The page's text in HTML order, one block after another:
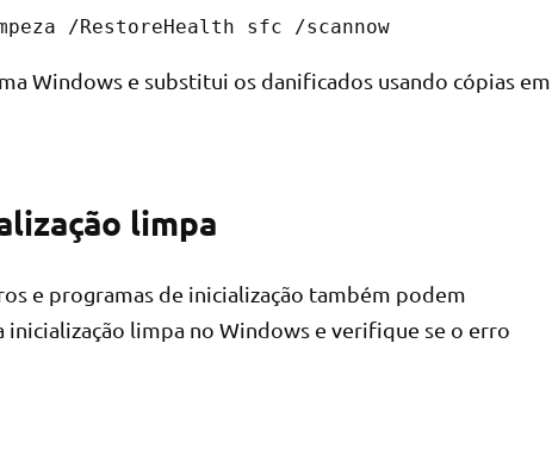
/RestoreHealth sfc /scannow
Windows e substitui os danificados usando cópias em
limpa
e programas de inicialização também podem
inicialização limpa no Windows e verifique se o erro